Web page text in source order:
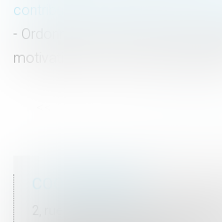
contribution rétroactive sans
Ordonnance de protection et
motivation du refus est